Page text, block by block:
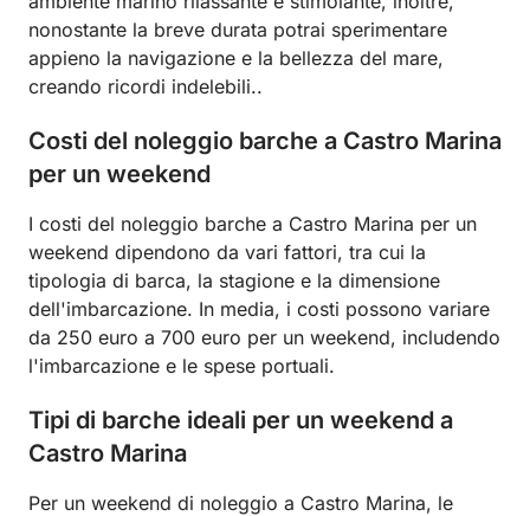
nonostante la breve durata potrai sperimentare
appieno la navigazione e la bellezza del mare,
creando ricordi indelebili..
Costi del noleggio barche a Castro Marina
per un weekend
I costi del noleggio barche a Castro Marina per un
weekend dipendono da vari fattori, tra cui la
tipologia di barca, la stagione e la dimensione
dell'imbarcazione. In media, i costi possono variare
da 250 euro a 700 euro per un weekend, includendo
l'imbarcazione e le spese portuali.
Tipi di barche ideali per un weekend a
Castro Marina
Per un weekend di noleggio a Castro Marina, le